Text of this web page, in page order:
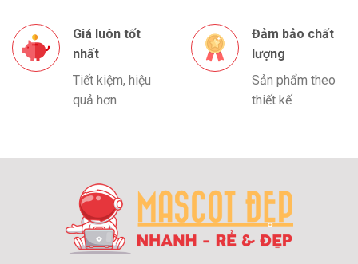
Giá luôn tốt
nhất
Tiết kiệm, hiệu
quả hơn
Đảm bảo chất
lượng
Sản phẩm theo
thiết kế